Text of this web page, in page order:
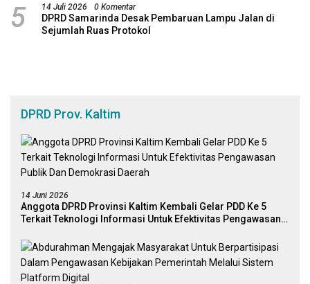
5 14 Juli 2026 0 Komentar
DPRD Samarinda Desak Pembaruan Lampu Jalan di
Sejumlah Ruas Protokol
DPRD Prov. Kaltim
14 Juni 2026
Anggota DPRD Provinsi Kaltim Kembali Gelar PDD Ke 5
Terkait Teknologi Informasi Untuk Efektivitas Pengawasan